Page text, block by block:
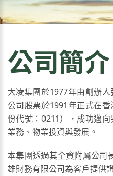
公司簡介
大凌集團於1977年由創辦
公司股票於1991年正式在
份代號：0211），成功邁
業務、物業投資與發展。
本集團透過其全資附屬公司
雄財務有限公司為客戶提供